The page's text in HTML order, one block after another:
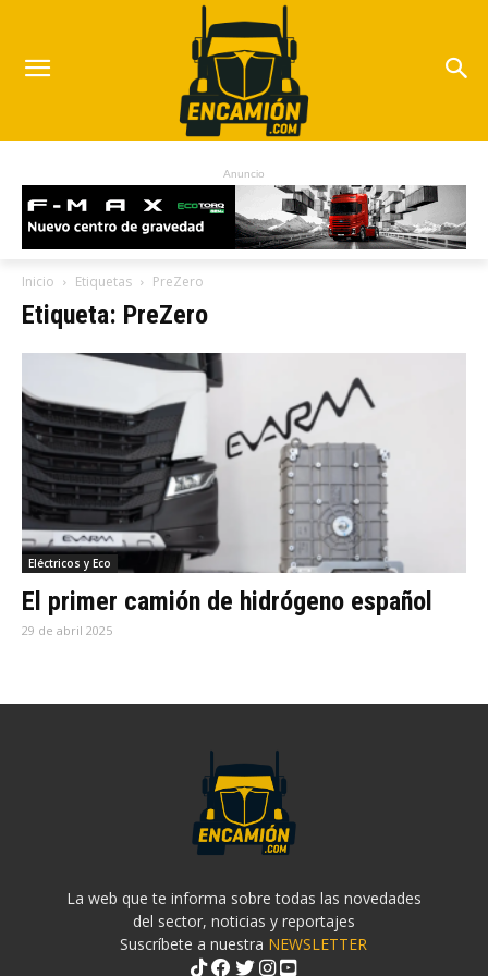
Anuncio
Inicio Etiquetas PreZero
Etiqueta: PreZero
Eléctricos y Eco
El primer camión de hidrógeno español
29 de abril 2025
La web que te informa sobre todas las novedades
del sector, noticias y reportajes
Suscríbete a nuestra NEWSLETTER